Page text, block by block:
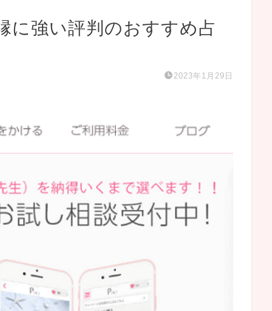
に強い評判のおすすめ占
2023年1月29日